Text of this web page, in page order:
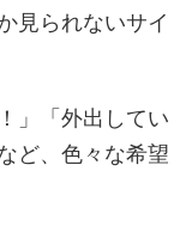
見られないサイ
」「外出してい
ど、色々な希望